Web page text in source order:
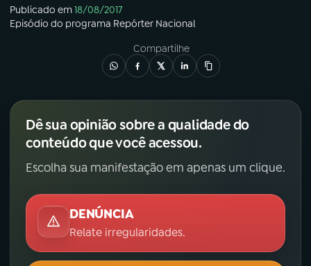
Publicado em18/08/2017
Episódio do programa Repórter Nacional
Compartilhe
Dê sua opinião sobre a qualidade do
conteúdo que você acessou.
Escolha sua manifestação em apenas um clique.
DENÚNCIA
Relate irregularidades.